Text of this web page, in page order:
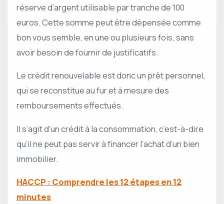
réserve d’argent utilisable par tranche de 100
euros. Cette somme peut être dépensée comme
bon vous semble, en une ou plusieurs fois, sans
avoir besoin de fournir de justificatifs.
Le crédit renouvelable est donc un prêt personnel,
qui se reconstitue au fur et à mesure des
remboursements effectués.
Il s’agit d’un crédit à la consommation, c’est-à-dire
qu’il ne peut pas servir à financer l’achat d’un bien
immobilier.
HACCP : Comprendre les 12 étapes en 12
minutes